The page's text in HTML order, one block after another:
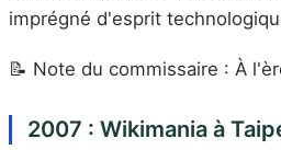
imprégné d'esprit
📝 Note du commissaire : À
2007 : Wikimania à